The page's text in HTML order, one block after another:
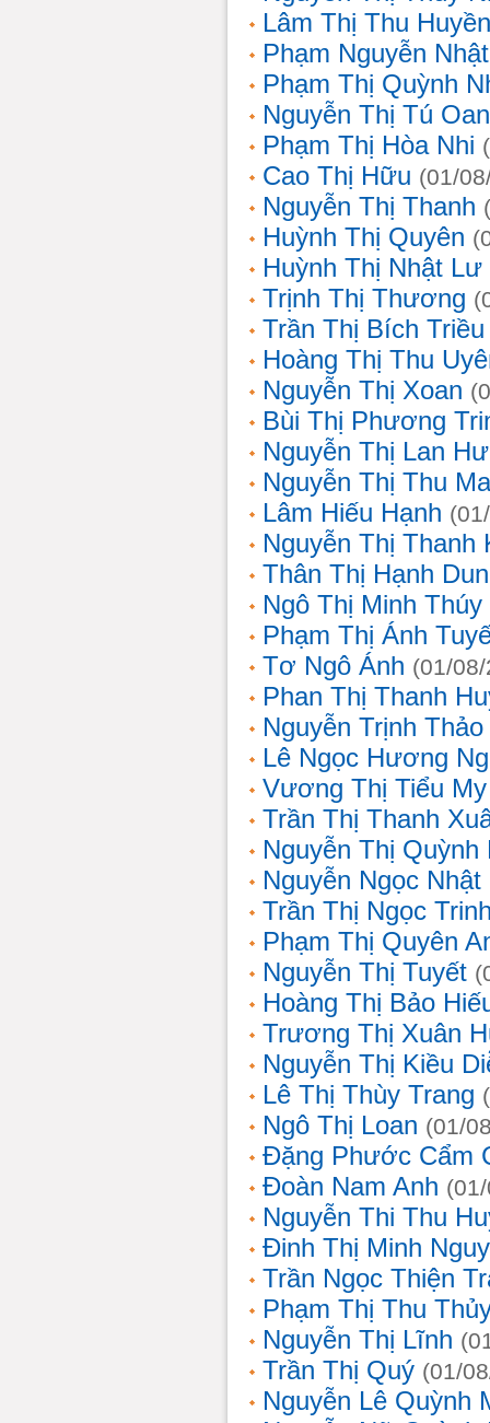
Lâm Thị Thu Huyền
Phạm Nguyễn
Phạm Thị Quỳnh
Nguyễn Thị Tú
Phạm Thị Hòa Nhi
Cao Thị Hữu (01/
Nguyễn Thị Thanh
Huỳnh Thị Quyên
Huỳnh Thị Nhật Lư
Trịnh Thị Thương
Trần Thị Bích Triều
Hoàng Thị Thu
Nguyễn Thị Xoan
Bùi Thị Phương
Nguyễn Thị Lan
Nguyễn Thị Thu
Lâm Hiếu Hạnh
Nguyễn Thị Thanh
Thân Thị Hạnh
Ngô Thị Minh Thúy
Phạm Thị Ánh
Tơ Ngô Ánh (01/
Phan Thị Thanh
Nguyễn Trịnh
Lê Ngọc Hương
Vương Thị Tiểu My
Trần Thị Thanh
Nguyễn Thị Quỳnh
Nguyễn Ngọc Nhật
Trần Thị Ngọc
Phạm Thị Quyên
Nguyễn Thị Tuyết
Hoàng Thị Bảo
Trương Thị Xuân
Nguyễn Thị Kiều
Lê Thị Thùy Trang
Ngô Thị Loan (01/
Đặng Phước Cẩm
Đoàn Nam Anh
Nguyễn Thi Thu
Đinh Thị Minh
Trần Ngọc Thiện
Phạm Thị Thu
Nguyễn Thị Lĩnh
Trần Thị Quý (01/
Nguyễn Lê Quỳnh